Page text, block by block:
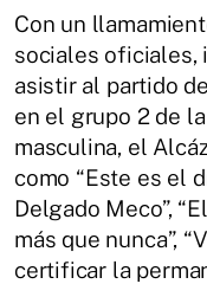
Con un
sociales oficiales,
asistir al partido
en el grupo 2 de
masculina, el
como “Este es el
Delgado Meco”,
más que nunca”,
certificar la